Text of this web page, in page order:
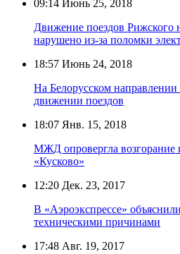
09:14 Июнь 25, 2018
Движение поездов
нарушено из-за поломки
18:57 Июнь 24, 2018
На Белорусском
движении поездов
18:07 Янв. 15, 2018
МЖД опровергла возгорание
«Кусково»
12:20 Дек. 23, 2017
В «Аэроэкспрессе»
техническими причинами
17:48 Авг. 19, 2017